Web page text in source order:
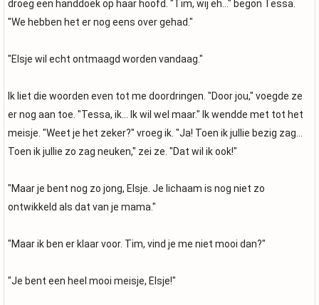
droeg een handdoek op haar hoofd. "Tim, wij eh..." begon Tessa.
"We hebben het er nog eens over gehad."
"Elsje wil echt ontmaagd worden vandaag."
Ik liet die woorden even tot me doordringen. "Door jou," voegde ze
er nog aan toe. "Tessa, ik... Ik wil wel maar." Ik wendde met tot het
meisje. "Weet je het zeker?" vroeg ik. "Ja! Toen ik jullie bezig zag...
Toen ik jullie zo zag neuken," zei ze. "Dat wil ik ook!"
"Maar je bent nog zo jong, Elsje. Je lichaam is nog niet zo
ontwikkeld als dat van je mama."
"Maar ik ben er klaar voor. Tim, vind je me niet mooi dan?"
"Je bent een heel mooi meisje, Elsje!"